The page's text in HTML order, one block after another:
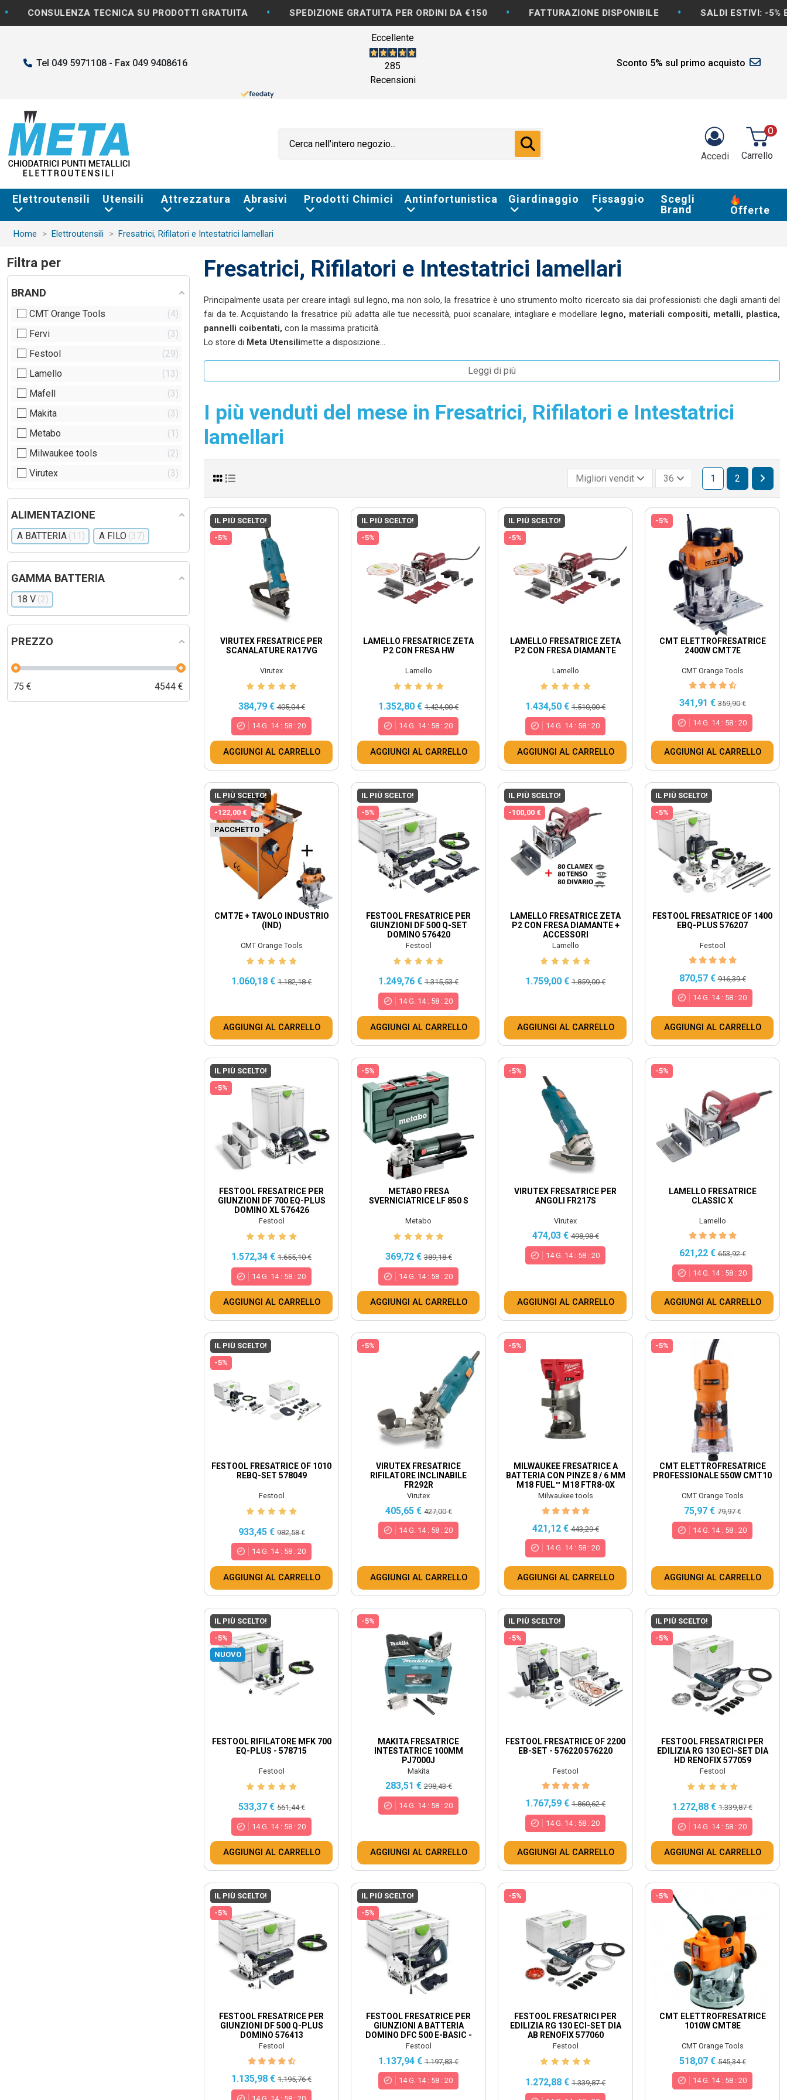
TECNICA SU PRODOTTI GRATUITA • SPEDIZIONE GRATUITA PER ORDINI DA €150 • FATTURAZIONE DISPONIBILE • SALDI ESTIVI: -5% E OLTRE SU
Tel 049 5971108 - Fax 049 9408616
Eccellente
285
Recensioni
Sconto 5% sul primo acquisto
Accedi
0
Carrello
Elettroutensili Utensili Attrezzatura Abrasivi Prodotti Chimici Antinfortunistica Giardinaggio Fissaggio
Scegli
Brand
Offerte
Home Elettroutensili Fresatrici, Rifilatori e Intestatrici lamellari
Fresatrici, Rifilatori e Intestatrici lamellari
Principalmente usata per creare intagli sul legno, ma non solo, la fresatrice è uno strumento molto ricercato sia dai professionisti che dagli amanti del
fai da te. Acquistando la fresatrice più adatta alle tue necessità, puoi scanalare, intagliare e modellare
legno, materiali compositi, metalli, plastica,
pannelli coibentati, con la massima praticità.
Lo store di Meta Utensilimette a disposizione...
Leggi di più
I più venduti del mese in Fresatrici, Rifilatori e Intestatrici
lamellari
Migliori vendite 36 1 2
IL PIÙ SCELTO!
-5%
VIRUTEX FRESATRICE PER
SCANALATURE RA17VG
Virutex
384,79 €405,04 €
14G. 14: 58: 18
AGGIUNGI AL CARRELLO
IL PIÙ SCELTO!
-5%
LAMELLO FRESATRICE ZETA
P2 CON FRESA HW
Lamello
1.352,80 € 1.424,00 €
14G. 14: 58: 18
AGGIUNGI AL CARRELLO
IL PIÙ SCELTO!
-5%
LAMELLO FRESATRICE ZETA
P2 CON FRESA DIAMANTE
Lamello
1.434,50 € 1.510,00 €
14G. 14: 58: 18
AGGIUNGI AL CARRELLO
-5%
CMT ELETTROFRESATRICE
2400W CMT7E
CMT Orange Tools
341,91 €359,90 €
14G. 14: 58: 18
AGGIUNGI AL CARRELLO
IL PIÙ SCELTO!
-122,00 €
PACCHETTO
CMT7E + TAVOLO INDUSTRIO
(IND)
CMT Orange Tools
1.060,18 € 1.182,18 €
AGGIUNGI AL CARRELLO
IL PIÙ SCELTO!
-5%
FESTOOL FRESATRICE PER
GIUNZIONI DF 500 Q-SET
DOMINO 576420
Festool
1.249,76 € 1.315,53 €
14G. 14: 58: 18
AGGIUNGI AL CARRELLO
IL PIÙ SCELTO!
-100,00 €
LAMELLO FRESATRICE ZETA
P2 CON FRESA DIAMANTE +
ACCESSORI
Lamello
1.759,00 € 1.859,00 €
AGGIUNGI AL CARRELLO
IL PIÙ SCELTO!
-5%
FESTOOL FRESATRICE OF 1400
EBQ-PLUS 576207
Festool
870,57 €916,39 €
14G. 14: 58: 18
AGGIUNGI AL CARRELLO
IL PIÙ SCELTO!
-5%
FESTOOL FRESATRICE PER
GIUNZIONI DF 700 EQ-PLUS
DOMINO XL 576426
Festool
1.572,34 € 1.655,10 €
14G. 14: 58: 18
AGGIUNGI AL CARRELLO
-5%
METABO FRESA
SVERNICIATRICE LF 850 S
Metabo
369,72 €389,18 €
14G. 14: 58: 18
AGGIUNGI AL CARRELLO
-5%
VIRUTEX FRESATRICE PER
ANGOLI FR217S
Virutex
474,03 €498,98 €
14G. 14: 58: 18
AGGIUNGI AL CARRELLO
-5%
LAMELLO FRESATRICE
CLASSIC X
Lamello
621,22 €653,92 €
14G. 14: 58: 18
AGGIUNGI AL CARRELLO
IL PIÙ SCELTO!
-5%
FESTOOL FRESATRICE OF 1010
REBQ-SET 578049
Festool
933,45 €982,58 €
14G. 14: 58: 18
AGGIUNGI AL CARRELLO
-5%
VIRUTEX FRESATRICE
RIFILATORE INCLINABILE
FR292R
Virutex
405,65 €427,00 €
14G. 14: 58: 18
AGGIUNGI AL CARRELLO
-5%
MILWAUKEE FRESATRICE A
BATTERIA CON PINZE 8 / 6 MM
M18 FUEL™ M18 FTR8-0X
Milwaukee tools
421,12 €443,29 €
14G. 14: 58: 18
AGGIUNGI AL CARRELLO
-5%
CMT ELETTROFRESATRICE
PROFESSIONALE 550W CMT10
CMT Orange Tools
75,97 €79,97 €
14G. 14: 58: 18
AGGIUNGI AL CARRELLO
IL PIÙ SCELTO!
-5%
NUOVO
FESTOOL RIFILATORE MFK 700
EQ-PLUS - 578715
Festool
533,37 €561,44 €
14G. 14: 58: 18
AGGIUNGI AL CARRELLO
-5%
MAKITA FRESATRICE
INTESTATRICE 100MM
PJ7000J
Makita
283,51 €298,43 €
14G. 14: 58: 18
AGGIUNGI AL CARRELLO
IL PIÙ SCELTO!
-5%
FESTOOL FRESATRICE OF 2200
EB-SET - 576220 576220
Festool
1.767,59 € 1.860,62 €
14G. 14: 58: 18
AGGIUNGI AL CARRELLO
IL PIÙ SCELTO!
-5%
FESTOOL FRESATRICI PER
EDILIZIA RG 130 ECI-SET DIA
HD RENOFIX 577059
Festool
1.272,88 € 1.339,87 €
14G. 14: 58: 18
AGGIUNGI AL CARRELLO
IL PIÙ SCELTO!
-5%
FESTOOL FRESATRICE PER
GIUNZIONI DF 500 Q-PLUS
DOMINO 576413
Festool
1.135,98 € 1.195,76 €
IL PIÙ SCELTO!
-5%
FESTOOL FRESATRICE PER
GIUNZIONI A BATTERIA
DOMINO DFC 500 E-BASIC -
578120
Festool
1.137,94 € 1.197,83 €
14G. 14: 58: 18
-5%
FESTOOL FRESATRICI PER
EDILIZIA RG 130 ECI-SET DIA
AB RENOFIX 577060
Festool
1.272,88 € 1.339,87 €
-5%
CMT ELETTROFRESATRICE
1010W CMT8E
CMT Orange Tools
518,07 €545,34 €
14G. 14: 58: 18
Filtra per
BRAND
CMT Orange Tools
4
Fervi
3
Festool
29
Lamello
13
Mafell
3
Makita
3
Metabo
1
Milwaukee tools
2
Virutex
3
ALIMENTAZIONE
A BATTERIA 11 A FILO 37
GAMMA BATTERIA
18 V 2
PREZZO
75 € 4544€